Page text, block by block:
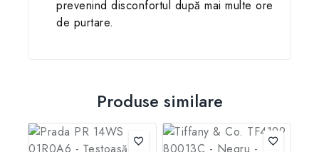
prevenind disconfortul după mai multe ore
de purtare.
Produse similare